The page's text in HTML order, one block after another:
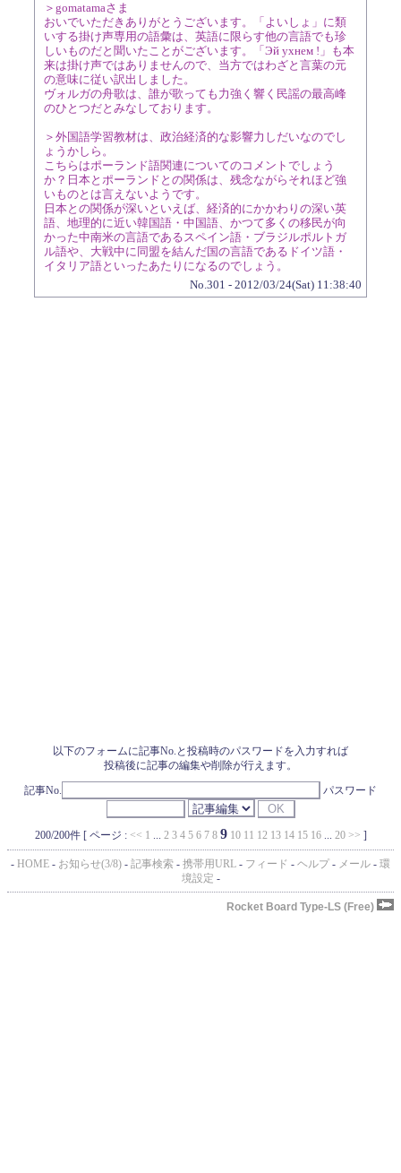
＞gomatamaさま
おいでいただきありがとうございます。「よいしょ」に類
いする掛け声専用の語彙は、英語に限らす他の言語でも珍
しいものだと聞いたことがございます。「Эй ухнем !」も本
来は掛け声ではありませんので、当方ではわざと言葉の元
の意味に従い訳出しました。
ヴォルガの舟歌は、誰が歌っても力強く響く民謡の最高峰
のひとつだとみなしております。
＞外国語学習教材は、政治経済的な影響力しだいなのでし
ょうかしら。
こちらはポーランド語関連についてのコメントでしょう
か？日本とポーランドとの関係は、残念ながらそれほど強
いものとは言えないようです。
日本との関係が深いといえば、経済的にかかわりの深い英
語、地理的に近い韓国語・中国語、かつて多くの移民が向
かった中南米の言語であるスペイン語・ブラジルポルトガ
ル語や、大戦中に同盟を結んだ国の言語であるドイツ語・
イタリア語といったあたりになるのでしょう。
No.301 - 2012/03/24(Sat) 11:38:40
以下のフォームに記事No.と投稿時のパスワードを入力すれば
投稿後に記事の編集や削除が行えます。
記事No.
パスワード
200/200件 [ ページ : << 1 ... 2 3 4 5 6 7 8 9 10 11 12 13 14 15 16... 20 >> ]
- HOME - お知らせ(3/8) - 記事検索 - 携帯用URL - フィード - ヘルプ - メール - 環
境設定 -
Rocket Board Type-LS (Free)